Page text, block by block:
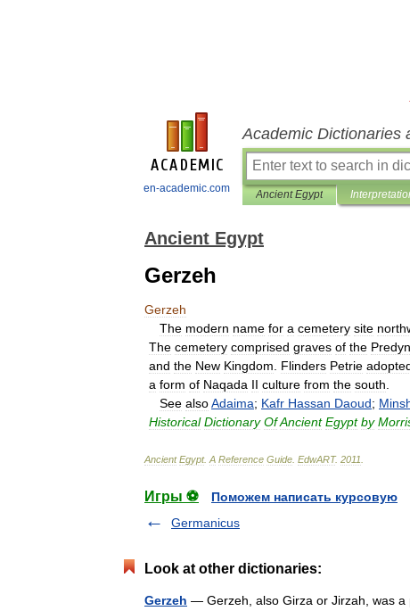
en-academic.com
Academic Dictionaries
Ancient Egypt
Ancient Egypt
Gerzeh
Gerzeh
The modern name for a cemetery site
The cemetery comprised graves of the
and the New Kingdom Flinders Petrie
a form of Naqada II culture from the south
See alsoAdaima; Kafr Hassan Daoud;
Historical Dictionary OfAncient Egypt by
Ancient Egypt. A Reference Guide EdwART. 2011
Игры ⚽
Поможем написать курсовую
Germanicus
Look at other dictionaries:
Gerzeh — Gerzeh, also Girza or Jirzah, was a